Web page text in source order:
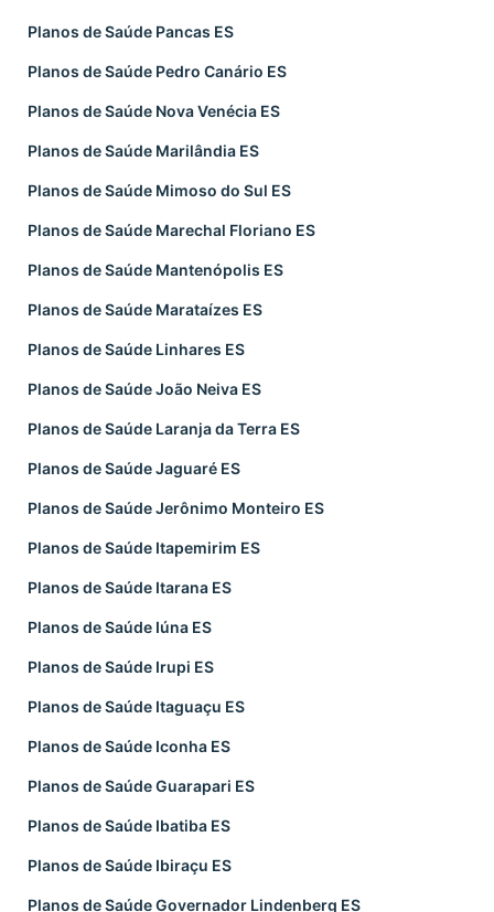
Planos de Saúde Pancas ES
Planos de Saúde Pedro Canário ES
Planos de Saúde Nova Venécia ES
Planos de Saúde Marilândia ES
Planos de Saúde Mimoso do Sul ES
Planos de Saúde Marechal Floriano ES
Planos de Saúde Mantenópolis ES
Planos de Saúde Marataízes ES
Planos de Saúde Linhares ES
Planos de Saúde João Neiva ES
Planos de Saúde Laranja da Terra ES
Planos de Saúde Jaguaré ES
Planos de Saúde Jerônimo Monteiro ES
Planos de Saúde Itapemirim ES
Planos de Saúde Itarana ES
Planos de Saúde Iúna ES
Planos de Saúde Irupi ES
Planos de Saúde Itaguaçu ES
Planos de Saúde Iconha ES
Planos de Saúde Guarapari ES
Planos de Saúde Ibatiba ES
Planos de Saúde Ibiraçu ES
Planos de Saúde Governador Lindenberg ES